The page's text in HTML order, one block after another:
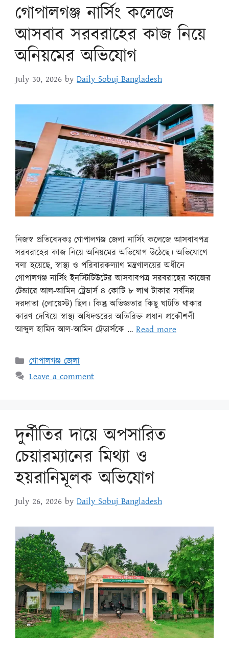
গোপালগঞ্জ নার্সিং কলেজে
আসবাব সরবরাহের কাজ নিয়ে
অনিয়মের অভিযোগ
July 30, 2026 by Daily Sobuj Bangladesh
নিজস্ব প্রতিবেদকঃ গোপালগঞ্জ জেলা নার্সিং কলেজে আসবাবপত্র
সরবরাহের কাজ নিয়ে অনিয়মের অভিযোগ উঠেছে। অভিযোগে
বলা হয়েছে, স্বাস্থ্য ও পরিবারকল্যাণ মন্ত্রণালয়ের অধীনে
গোপালগঞ্জ নার্সিং ইনস্টিটিউটের আসবাবপত্র সরবরাহের কাজের
টেন্ডারে আল-আমিন ট্রেডার্স ৪ কোটি ৮ লাখ টাকার সর্বনিম্ন
দরদাতা (লোয়েস্ট) ছিল। কিন্তু অভিজ্ঞতার কিছু ঘাটতি থাকার
কারণ দেখিয়ে স্বাস্থ্য অধিদপ্তরের অতিরিক্ত প্রধান প্রকৌশলী
আব্দুল হামিদ আল-আমিন ট্রেডার্সকে … Read more
গোপালগঞ্জ জেলা
Leave a comment
দুর্নীতির দায়ে অপসারিত
চেয়ারম্যানের মিথ্যা ও
হয়রানিমূলক অভিযোগ
July 26, 2026 by Daily Sobuj Bangladesh